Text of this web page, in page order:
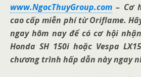
www.NgocThuyGroup.com – Cơ
cao cấp miễn phí từ Oriflame.
ngay hôm nay để có cơ hội
Honda SH 150i hoặc Vespa
chương trình hấp dẫn này ngay